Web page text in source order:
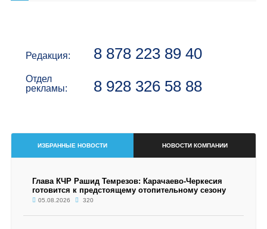
Редакция: 8 878 223 89 40
Отдел
рекламы:
8 928 326 58 88
ИЗБРАННЫЕ НОВОСТИ НОВОСТИ КОМПАНИИ
Глава КЧР Рашид Темрезов: Карачаево-Черкесия
готовится к предстоящему отопительному сезону
05.08.2026 320